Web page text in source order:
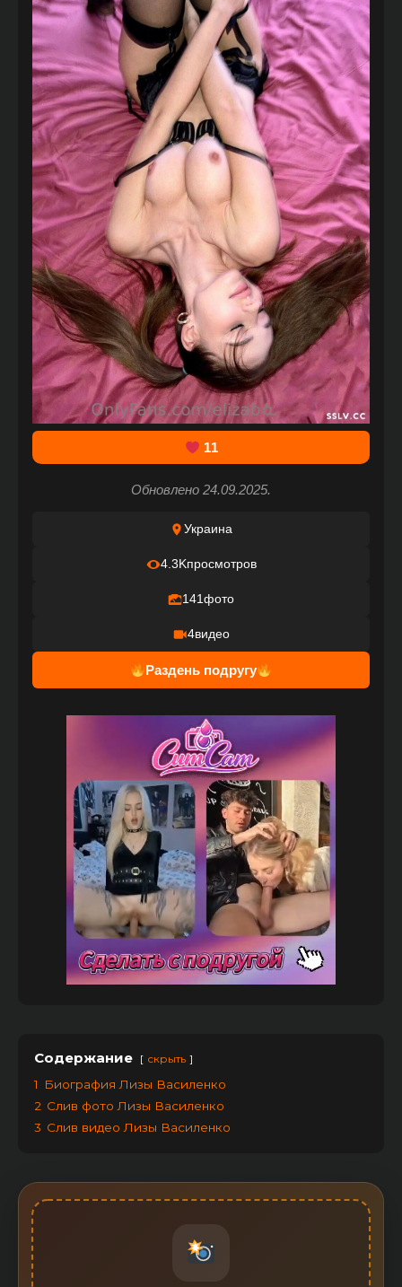
11
Обновлено 24.09.2025.
Украина
4.3Kпросмотров
141фото
4видео
Раздень подругу
Содержание скрыть
1
Биография Лизы Василенко
2 Слив фото Лизы Василенко
3 Слив видео Лизы Василенко